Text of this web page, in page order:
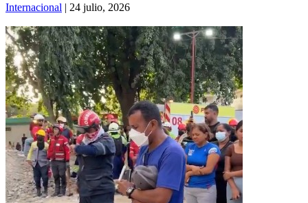
Internacional | 24 julio, 2026